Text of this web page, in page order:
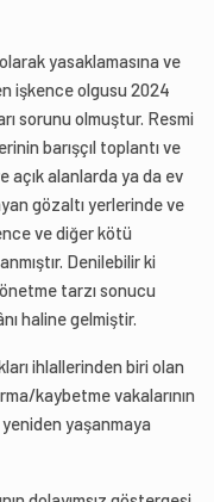
yasaklamasına ve
işkence olgusu 2024
sorunu olmuştur. Resmi
barışçıl toplantı ve
açık alanlarda ya da ev
gözaltı yerlerinde ve
ve diğer kötü
Denilebilir ki
tarzı sonucu
haline gelmiştir.
ihlallerinden biri olan
kaybetme vakalarının
yeniden yaşanmaya